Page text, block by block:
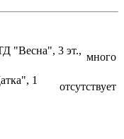
"Весна", 3 эт.,
много
1
отсутствует